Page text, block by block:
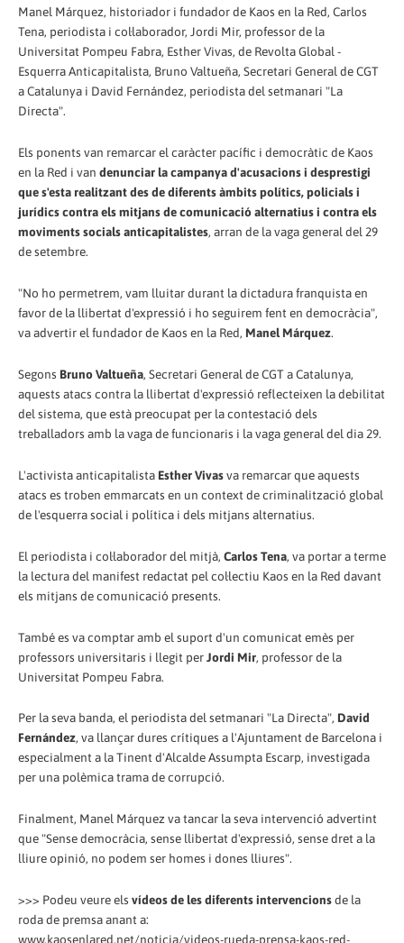
Manel Márquez, historiador i fundador de Kaos en la Red, Carlos
Tena, periodista i col·laborador, Jordi Mir, professor de la
Universitat Pompeu Fabra, Esther Vivas, de Revolta Global -
Esquerra Anticapitalista, Bruno Valtueña, Secretari General de CGT
a Catalunya i David Fernández, periodista del setmanari "La
Directa".
Els ponents van remarcar el caràcter pacífic i democràtic de Kaos
en la Red i van denunciar la campanya d'acusacions i desprestigi
que s'esta realitzant des de diferents àmbits polítics, policials i
jurídics contra els mitjans de comunicació alternatius i contra els
moviments socials anticapitalistes, arran de la vaga general del 29
de setembre.
"No ho permetrem, vam lluitar durant la dictadura franquista en
favor de la llibertat d'expressió i ho seguirem fent en democràcia",
va advertir el fundador de Kaos en la Red, Manel Márquez.
Segons Bruno Valtueña, Secretari General de CGT a Catalunya,
aquests atacs contra la llibertat d'expressió reflecteixen la debilitat
del sistema, que està preocupat per la contestació dels
treballadors amb la vaga de funcionaris i la vaga general del dia 29.
L'activista anticapitalista Esther Vivasva remarcar que aquests
atacs es troben emmarcats en un context de criminalització global
de l'esquerra social i política i dels mitjans alternatius.
El periodista i col·laborador del mitjà, Carlos Tena, va portar a terme
la lectura del manifest redactat pel col·lectiu Kaos en la Red davant
els mitjans de comunicació presents.
També es va comptar amb el suport d'un comunicat emès per
professors universitaris i llegit perJordi Mir, professor de la
Universitat Pompeu Fabra.
Per la seva banda, el periodista del setmanari "La Directa", David
Fernández, va llançar dures crítiques a l'Ajuntament de Barcelona i
especialment a la Tinent d'Alcalde Assumpta Escarp, investigada
per una polèmica trama de corrupció.
Finalment, Manel Márquez va tancar la seva intervenció advertint
que "Sense democràcia, sense llibertat d'expressió, sense dret a la
lliure opinió, no podem ser homes i dones lliures".
>>> Podeu veure els vídeos de les diferents intervencionsde la
roda de premsa anant a:
www.kaosenlared.net/noticia/videos-rueda-prensa-kaos-red-